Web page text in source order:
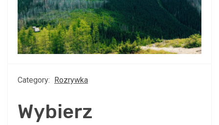
Category: Rozrywka
Wybierz